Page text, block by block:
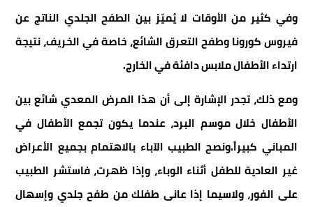
وفي كثير من الأوقات لا يُميّز بين الطفح الجلدي الناتج عن
فيروس كورونا وطفح التعرق الشائع، خاصة في الخريف، نتيجة
ارتداء الأطفال ملابس دافئة في الخارج.
ومع ذلك، تجدر الإشارة إلى أن هذا المرض المعدي شائع بين
الأطفال خلال موسم البرد، عندما يكون تجمع الأطفال في
المباني كبيراً.ونصح الطبيب الآباء بالاهتمام بجميع الأعراض
غير العادية للطفل أثناء الوباء، وإذا ظهرت، فاستشر الطبيب
على الفور، ولاسيما إذا عانى طفلك من طفح جلدي وإسهال